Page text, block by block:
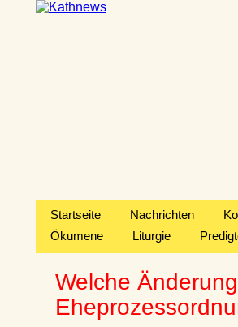
Startseite Nachrichten
Ökumene
Liturgie
Welche